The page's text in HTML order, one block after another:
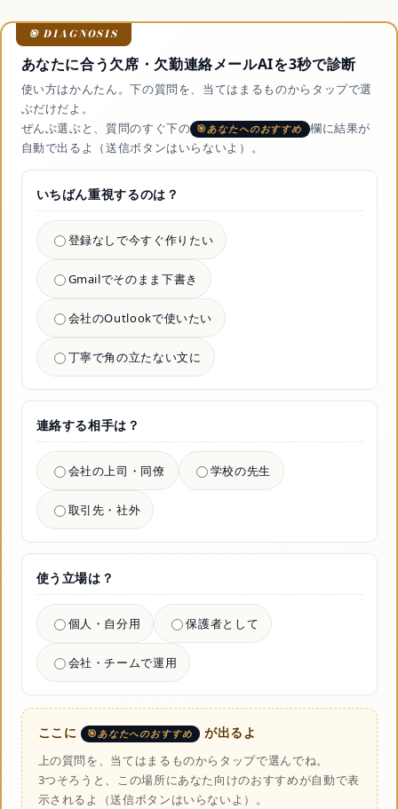
あなたに合う欠席・欠勤連絡メールAIを3秒で診断
使い方はかんたん。下の質問を、当てはまるものからタップで選
ぶだけだよ。
ぜんぶ選ぶと、質問のすぐ下の
あなたへのおすすめ
欄に結果が
自動で出るよ（送信ボタンはいらないよ）。
いちばん重視するのは？
登録なしで今すぐ作りたい
Gmailでそのまま下書き
会社のOutlookで使いたい
丁寧で角の立たない文に
連絡する相手は？
会社の上司・同僚 学校の先生
取引先・社外
使う立場は？
個人・自分用 保護者として
会社・チームで運用
ここに あなたへのおすすめ が出るよ
上の質問を、当てはまるものからタップで選んでね。
3つそろうと、この場所にあなた向けのおすすめが自動で表
示されるよ（送信ボタンはいらないよ）。